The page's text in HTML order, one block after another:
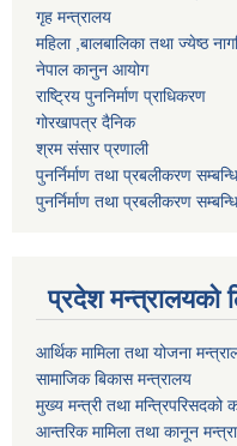
गृह मन्त्रालय
महिला ,बालबालिका तथा ज्येष्ठ
नेपाल कानुन आयोग
राष्ट्रिय पुननिर्माण प्राधिकरण
गोरखापत्र दैनिक
श्रम संसार प्रणाली
पुनर्निर्माण तथा प्रबलीकरण
पुनर्निर्माण तथा प्रबलीकरण
प्रदेश
आर्थिक मामिला तथा योजना
सामाजिक बिकास मन्त्रालय
मुख्य मन्त्री तथा मन्त्रिपरिसदको
आन्तरिक मामिला तथा कानून